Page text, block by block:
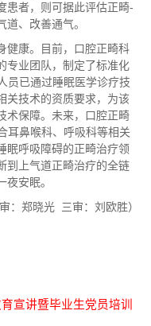
患者，则可据此评估正畸-
、改善通气。
康。
目前，口腔正畸科
专业团队，制定了标准化
员已通过睡眠医学诊疗技
关技术的资质要求，为该
术保障。未来，口腔正畸
耳鼻喉科、呼吸科等相关
眠呼吸障碍的正畸治疗领
到上气道正畸治疗的全链
安眠。
：郑晓光 三审：刘欧胜）
宣讲暨毕业生党员培训